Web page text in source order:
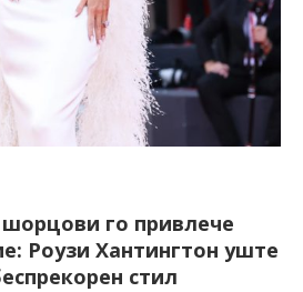
го привлече
Роузи Хантингтон уште
стил